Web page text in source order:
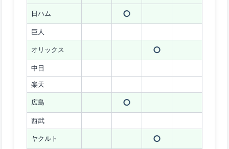
日ハム ○
巨人
オリックス ○
中日
楽天
広島 ○
西武
ヤクルト ○